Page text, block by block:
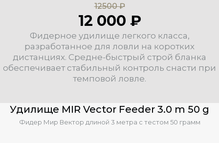
12500 ₽
12 000 ₽
Фидерное удилище легкого класса,
разработанное для ловли на коротких
дистанциях. Средне-быстрый строй бланка
обеспечивает стабильный контроль снасти при
темповой ловле.
Удилище MIR Vector Feeder 3.0 m 50 g
Фидер Мир Вектор длиной 3 метра с тестом 50 грамм